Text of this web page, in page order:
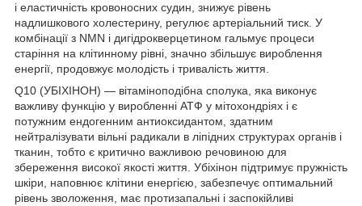
і еластичність кровоносних судин, знижує рівень
надлишкового холестерину, регулює артеріальний тиск. У
комбінації з NMN і дигідрокверцетином гальмує процеси
старіння на клітинному рівні, значно збільшує вироблення
енергії, продовжує молодість і тривалість життя.
Q10 (УБІХІНОН) — вітаміноподібна сполука, яка виконує
важливу функцію у виробленні АТФ у мітохондріях і є
потужним ендогенним антиоксидантом, здатним
нейтралізувати вільні радикали в ліпідних структурах органів і
тканин, тобто є критично важливою речовиною для
збереження високої якості життя. Убіхінон підтримує пружність
шкіри, наповнює клітини енергією, забезпечує оптимальний
рівень зволоження, має протизапальні і заспокійливі